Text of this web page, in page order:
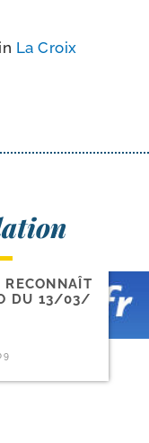
in La Croix
DU 13/​03/​